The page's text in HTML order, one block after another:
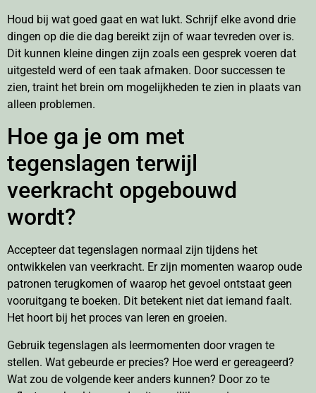
Houd bij wat goed gaat en wat lukt. Schrijf elke avond drie
dingen op die die dag bereikt zijn of waar tevreden over is.
Dit kunnen kleine dingen zijn zoals een gesprek voeren dat
uitgesteld werd of een taak afmaken. Door successen te
zien, traint het brein om mogelijkheden te zien in plaats van
alleen problemen.
Hoe ga je om met
tegenslagen terwijl
veerkracht opgebouwd
wordt?
Accepteer dat tegenslagen normaal zijn tijdens het
ontwikkelen van veerkracht. Er zijn momenten waarop oude
patronen terugkomen of waarop het gevoel ontstaat geen
vooruitgang te boeken. Dit betekent niet dat iemand faalt.
Het hoort bij het proces van leren en groeien.
Gebruik tegenslagen als leermomenten door vragen te
stellen. Wat gebeurde er precies? Hoe werd er gereageerd?
Wat zou de volgende keer anders kunnen? Door zo te